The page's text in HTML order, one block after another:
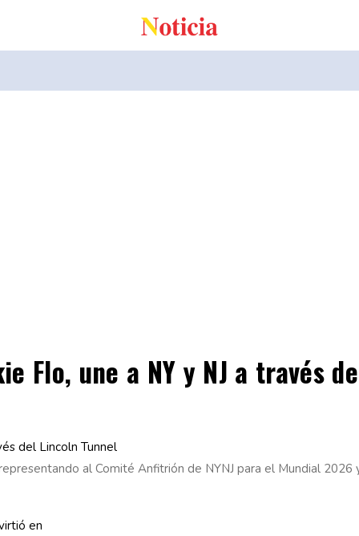
Flo, une a NY y NJ a través
al Comité Anfitrión de NYNJ para el Mundial
en